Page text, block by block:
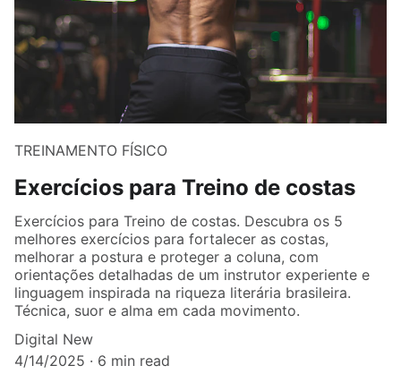
TREINAMENTO FÍSICO
Exercícios para Treino de costas
Exercícios para Treino de costas. Descubra os 5
melhores exercícios para fortalecer as costas,
melhorar a postura e proteger a coluna, com
orientações detalhadas de um instrutor experiente e
linguagem inspirada na riqueza literária brasileira.
Técnica, suor e alma em cada movimento.
Digital New
4/14/2025
6 min read